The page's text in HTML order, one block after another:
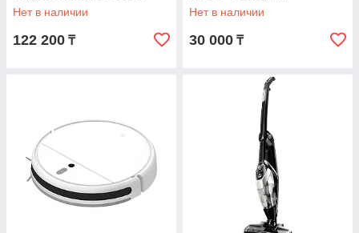
Нет в наличии
122 200 ₸
Нет в наличии
30 000 ₸